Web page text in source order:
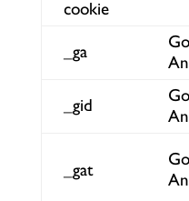
cookie
_ga
_gid
_gat